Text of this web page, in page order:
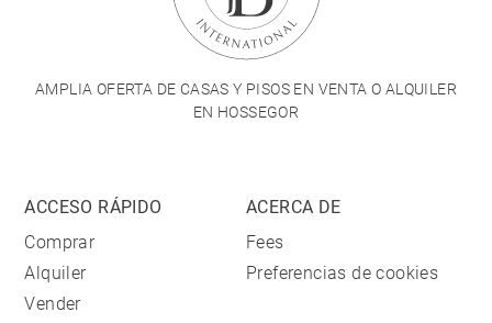
AMPLIA OFERTA DE CASAS Y PISOS EN VENTA O ALQUILER
EN HOSSEGOR
ACCESO RÁPIDO
Comprar
Alquiler
Vender
ACERCA DE
Fees
Preferencias de cookies